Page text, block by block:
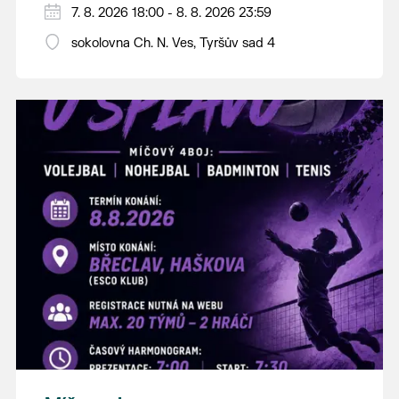
PÁTEK 7. srpna
18:00 - ruční stavění máje
14:00 - krojový průvod pro stárky od
hostince “U Buvola”
16:00 - odpolední zábava na sokolovně
21:00 - večerní zábava
K tanci a poslechu bude hrát DH
Lanžhotčané.
Těšíme se na Vás!
7. 8. 2026 18:00 - 8. 8. 2026 23:59
sokolovna Ch. N. Ves, Tyršův sad 4